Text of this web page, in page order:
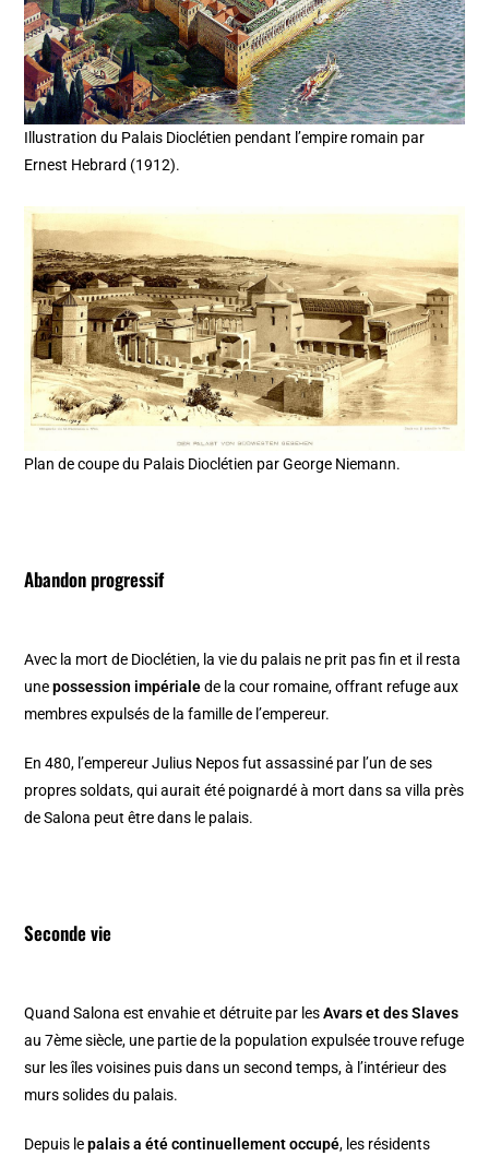
Illustration du Palais Dioclétien pendant l’empire romain par
Ernest Hebrard (1912).
Plan de coupe du Palais Dioclétien par George Niemann.
Abandon progressif
Avec la mort de Dioclétien, la vie du palais ne prit pas fin et il resta
unepossession impérialede la cour romaine, offrant refuge aux
membres expulsés de la famille de l’empereur.
En 480, l’empereur Julius Nepos fut assassiné par l’un de ses
propres soldats, qui aurait été poignardé à mort dans sa villa près
de Salona peut être dans le palais.
Seconde vie
Quand Salona est envahie et détruite par lesAvars et des Slaves
au 7ème siècle, une partie de la population expulsée trouve refuge
sur les îles voisines puis dans un second temps, à l’intérieur des
murs solides du palais.
Depuis lepalais a été continuellement occupé, les résidents